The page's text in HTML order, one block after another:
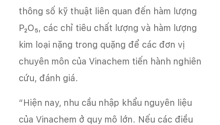
thông số kỹ thuật liên quan đến hàm lượng
P₂O₅, các chỉ tiêu chất lượng và hàm lượng
kim loại nặng trong quặng để các đơn vị
chuyên môn của Vinachem tiến hành nghiên
cứu, đánh giá.
“Hiện nay, nhu cầu nhập khẩu nguyên liệu
của Vinachem ở quy mô lớn. Nếu các điều